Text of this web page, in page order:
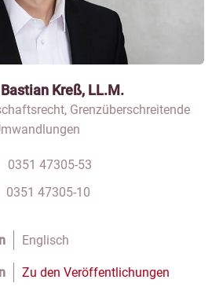
Kreß, LL.M.
Grenzüberschreitende
0351 47305-53
0351 47305-10
Englisch
Zu den Veröffentlichungen